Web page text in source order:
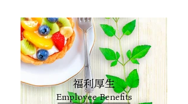
福利厚生
Employee Benefits